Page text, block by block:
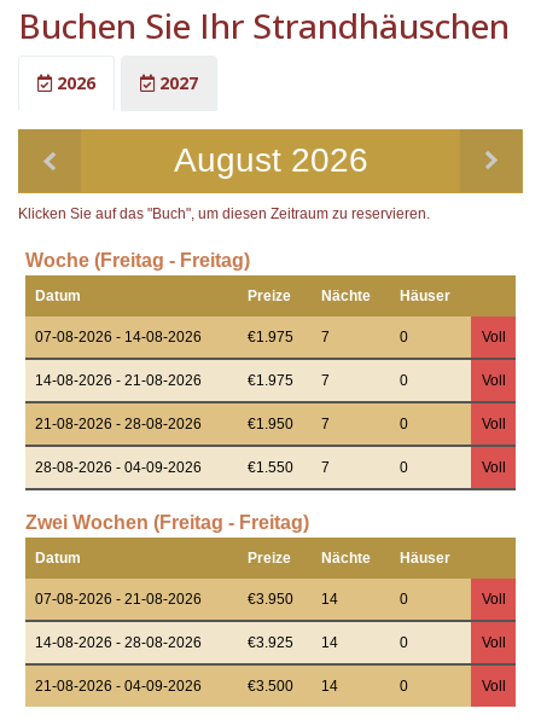
Buchen Sie Ihr Strandhäuschen
2026 2027
August 2026
Klicken Sie auf das "Buch", um diesen Zeitraum zu reservieren.
Woche (Freitag - Freitag)
Datum Preize Nächte Häuser
07-08-2026 - 14-08-2026 €1.975 7 0 Voll
14-08-2026 - 21-08-2026 €1.975 7 0 Voll
21-08-2026 - 28-08-2026 €1.950 7 0 Voll
28-08-2026 - 04-09-2026 €1.550 7 0 Voll
Zwei Wochen (Freitag - Freitag)
Datum Preize Nächte Häuser
07-08-2026 - 21-08-2026 €3.950 14 0 Voll
14-08-2026 - 28-08-2026 €3.925 14 0 Voll
21-08-2026 - 04-09-2026 €3.500 14 0 Voll